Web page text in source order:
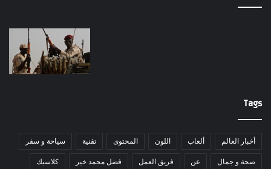
Tags
أخبار العالم ألعاب اللون المحتوى تقنية سياحة و سفر
صحة و جمال عن فريق العمل فضل محمد خير كلاسيك